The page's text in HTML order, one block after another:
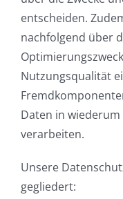
entscheiden.
nachfolgend über
Nutzungsqualität
Daten in
verarbeiten.
Unsere
gegliedert: